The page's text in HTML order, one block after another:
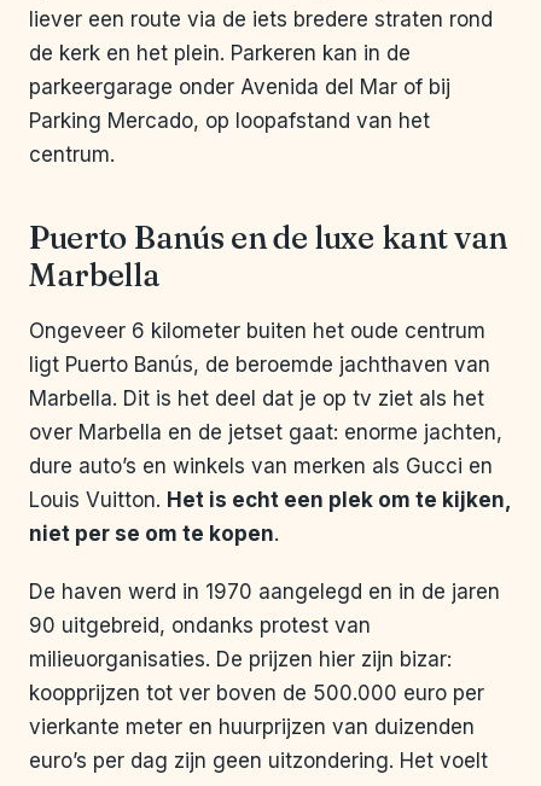
liever een route via de iets bredere straten rond
de kerk en het plein. Parkeren kan in de
parkeergarage onder Avenida del Mar of bij
Parking Mercado, op loopafstand van het
centrum.
Puerto Banús en de luxe kant van
Marbella
Ongeveer 6 kilometer buiten het oude centrum
ligt Puerto Banús, de beroemde jachthaven van
Marbella. Dit is het deel dat je op tv ziet als het
over Marbella en de jetset gaat: enorme jachten,
dure auto’s en winkels van merken als Gucci en
Louis Vuitton. Het is echt een plek om te kijken,
niet per se om te kopen.
De haven werd in 1970 aangelegd en in de jaren
90 uitgebreid, ondanks protest van
milieuorganisaties. De prijzen hier zijn bizar:
koopprijzen tot ver boven de 500.000 euro per
vierkante meter en huurprijzen van duizenden
euro’s per dag zijn geen uitzondering. Het voelt